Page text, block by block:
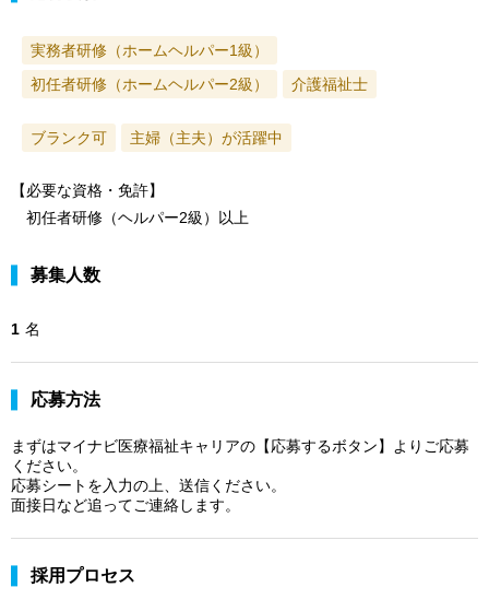
実務者研修（ホームヘルパー1級）
初任者研修（ホームヘルパー2級）
介護福祉士
ブランク可 主婦（主夫）が活躍中
【必要な資格・免許】
初任者研修（ヘルパー2級）以上
募集人数
1 名
応募方法
まずはマイナビ医療福祉キャリアの【応募するボタン】よりご応募
ください。
応募シートを入力の上、送信ください。
面接日など追ってご連絡します。
採用プロセス